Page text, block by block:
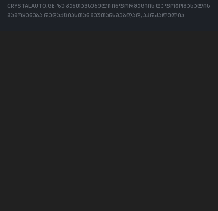
CRYSTALAUTO.GE-ზე განთავსებული ინფორმაციის და ფოტომასალის
გამოყენება რედაქციასთან შეუთანხმებლად, აკრძალულია.